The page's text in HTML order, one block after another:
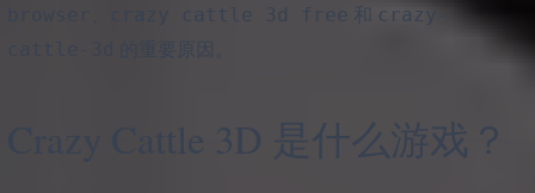
crazy cattle 3d free 和 crazy-
的重要原因。
Crazy Cattle 3D 是什么游戏？